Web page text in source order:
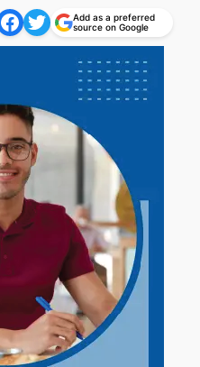
Add as a preferred
source on Google